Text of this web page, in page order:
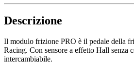
Descrizione
Il modulo frizione PRO è il pedale della
Racing. Con sensore a effetto Hall senza
intercambiabile.